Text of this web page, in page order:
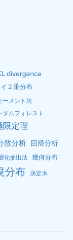
divergence
２乗分布
ーメント法
ダムフォレスト
限定理
散分析 回帰分析
化抽出法 幾何分布
分布 決定木